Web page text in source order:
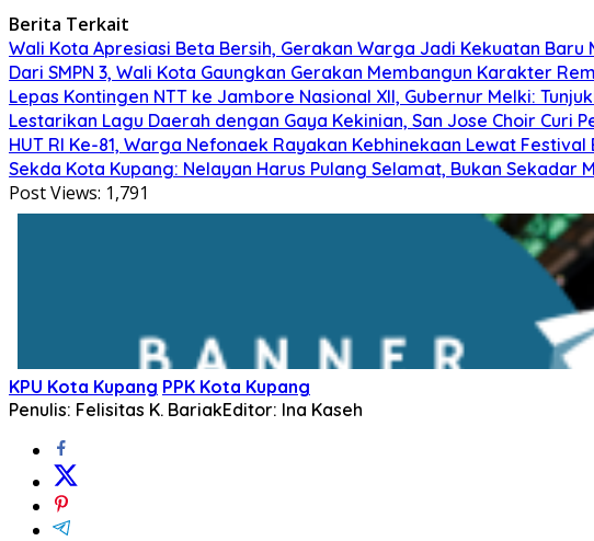
Berita Terkait
Wali Kota Apresiasi Beta Bersih, Gerakan Warga Jadi Kekuatan Baru
Dari SMPN 3, Wali Kota Gaungkan Gerakan Membangun Karakter
Lepas Kontingen NTT ke Jambore Nasional XII, Gubernur Melki:
Lestarikan Lagu Daerah dengan Gaya Kekinian, San Jose Choir Curi
HUT RI Ke-81, Warga Nefonaek Rayakan Kebhinekaan Lewat Festival
Sekda Kota Kupang: Nelayan Harus Pulang Selamat, Bukan Sekadar
Post Views: 1,791
KPU Kota Kupang PPK Kota Kupang
Penulis: Felisitas K. BariakEditor: Ina Kaseh